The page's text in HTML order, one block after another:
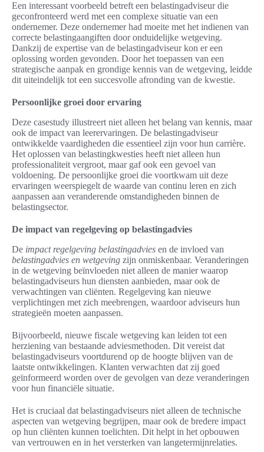
Een interessant voorbeeld betreft een belastingadviseur die
geconfronteerd werd met een complexe situatie van een
ondernemer. Deze ondernemer had moeite met het indienen van
correcte belastingaangiften door onduidelijke wetgeving.
Dankzij de expertise van de belastingadviseur kon er een
oplossing worden gevonden. Door het toepassen van een
strategische aanpak en grondige kennis van de wetgeving, leidde
dit uiteindelijk tot een succesvolle afronding van de kwestie.
Persoonlijke groei door ervaring
Deze casestudy illustreert niet alleen het belang van kennis, maar
ook de impact van leerervaringen. De belastingadviseur
ontwikkelde vaardigheden die essentieel zijn voor hun carrière.
Het oplossen van belastingkwesties heeft niet alleen hun
professionaliteit vergroot, maar gaf ook een gevoel van
voldoening. De persoonlijke groei die voortkwam uit deze
ervaringen weerspiegelt de waarde van continu leren en zich
aanpassen aan veranderende omstandigheden binnen de
belastingsector.
De impact van regelgeving op belastingadvies
De impact regelgeving belastingadvies en de invloed van
belastingadvies en wetgeving zijn onmiskenbaar. Veranderingen
in de wetgeving beïnvloeden niet alleen de manier waarop
belastingadviseurs hun diensten aanbieden, maar ook de
verwachtingen van cliënten. Regelgeving kan nieuwe
verplichtingen met zich meebrengen, waardoor adviseurs hun
strategieën moeten aanpassen.
Bijvoorbeeld, nieuwe fiscale wetgeving kan leiden tot een
herziening van bestaande adviesmethoden. Dit vereist dat
belastingadviseurs voortdurend op de hoogte blijven van de
laatste ontwikkelingen. Klanten verwachten dat zij goed
geïnformeerd worden over de gevolgen van deze veranderingen
voor hun financiële situatie.
Het is cruciaal dat belastingadviseurs niet alleen de technische
aspecten van wetgeving begrijpen, maar ook de bredere impact
op hun cliënten kunnen toelichten. Dit helpt in het opbouwen
van vertrouwen en in het versterken van langetermijnrelaties.